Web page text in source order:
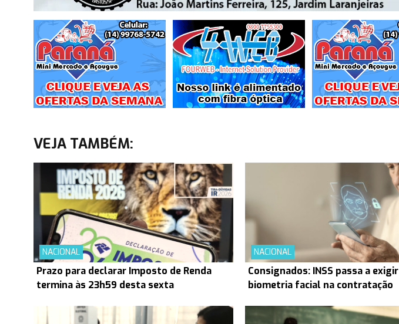
VEJA TAMBÉM:
NACIONAL
Prazo para declarar Imposto de Renda
termina às 23h59 desta sexta
NACIONAL
Consignados: INSS passa a exigir
biometria facial na contratação